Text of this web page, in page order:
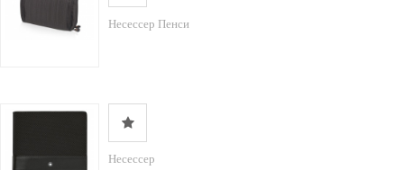
Несессер Пенси
Несессер